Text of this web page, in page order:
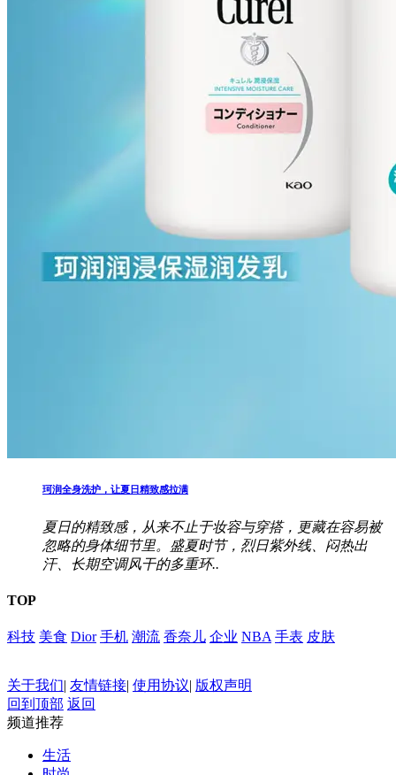
珂润全身洗护，让夏日精致感拉满
夏日的精致感，从来不止于妆容与穿搭，更藏在容易被
忽略的身体细节里。盛夏时节，烈日紫外线、闷热出
汗、长期空调风干的多重环..
TOP
科技 美食 Dior 手机 潮流 香奈儿 企业 NBA 手表 皮肤
关于我们| 友情链接| 使用协议| 版权声明
回到顶部 返回
频道推荐
生活